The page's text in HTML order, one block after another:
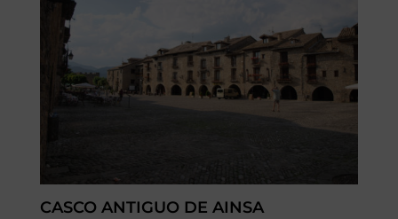
CASCO ANTIGUO DE AINSA